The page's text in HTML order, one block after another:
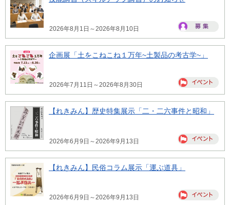
2026年8月1日～2026年8月10日
企画展「土をこねこね１万年~土製品の考古学~」
2026年7月11日～2026年8月30日
【れきみん】歴史特集展示「二・二六事件と昭和」
2026年6月9日～2026年9月13日
【れきみん】民俗コラム展示「運ぶ道具」
2026年6月9日～2026年9月13日